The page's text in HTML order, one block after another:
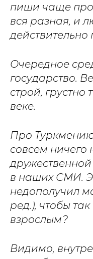
пиши чаще
вся разная, и
действительно
Очередное
государство.
строй, грустно
веке.
Про
совсем ничего
в наших СМИ.
недополучил
ред.), чтобы
взрослым?
Видимо,